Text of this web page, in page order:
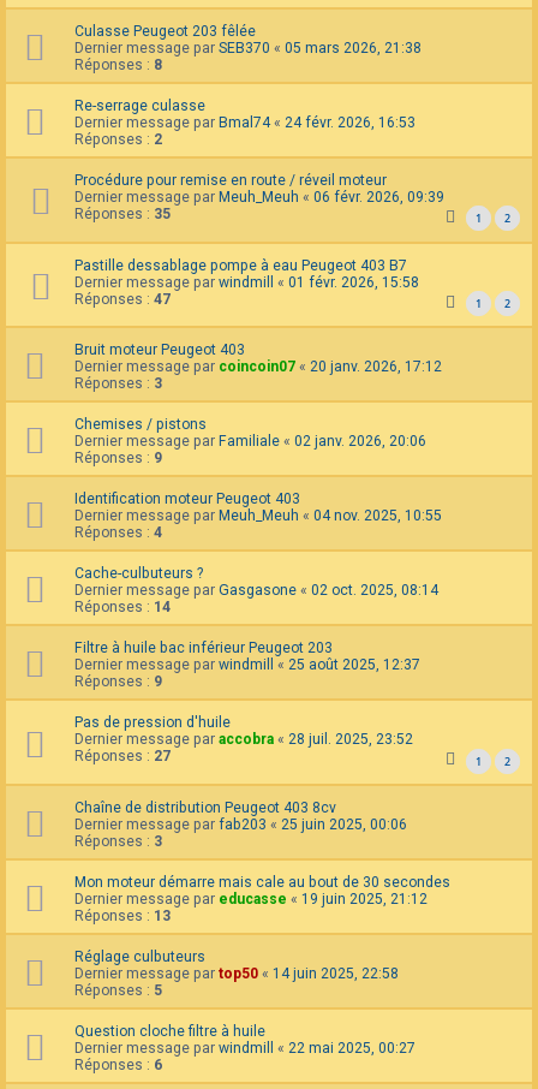
Culasse Peugeot 203 fêlée
Dernier message par SEB370 « 05 mars 2026, 21:38
Réponses : 8
Re-serrage culasse
Dernier message par Bmal74« 24 févr. 2026, 16:53
Réponses : 2
Procédure pour remise en route / réveil moteur
Dernier message par Meuh_Meuh « 06 févr. 2026, 09:39
Réponses : 35 1 2
Pastille dessablage pompe à eau Peugeot 403 B7
Dernier message par windmill « 01 févr. 2026, 15:58
Réponses : 47 1 2
Bruit moteur Peugeot 403
Dernier message par coincoin07 « 20 janv. 2026, 17:12
Réponses : 3
Chemises / pistons
Dernier message par Familiale « 02 janv. 2026, 20:06
Réponses : 9
Identification moteur Peugeot 403
Dernier message par Meuh_Meuh « 04 nov. 2025, 10:55
Réponses : 4
Cache-culbuteurs ?
Dernier message par Gasgasone « 02 oct. 2025, 08:14
Réponses : 14
Filtre à huile bac inférieur Peugeot 203
Dernier message par windmill « 25 août 2025, 12:37
Réponses : 9
Pas de pression d'huile
Dernier message par accobra « 28 juil. 2025, 23:52
Réponses : 27 1 2
Chaîne de distribution Peugeot 403 8cv
Dernier message par fab203 « 25 juin 2025, 00:06
Réponses : 3
Mon moteur démarre mais cale au bout de 30 secondes
Dernier message par educasse « 19 juin 2025, 21:12
Réponses : 13
Réglage culbuteurs
Dernier message par top50 « 14 juin 2025, 22:58
Réponses : 5
Question cloche filtre à huile
Dernier message par windmill « 22 mai 2025, 00:27
Réponses : 6